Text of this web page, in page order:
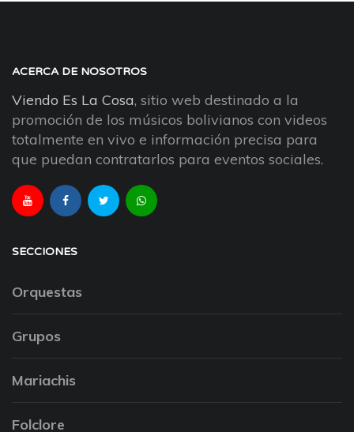
ACERCA DE NOSOTROS
Viendo Es La Cosa, sitio web destinado a la
promoción de los músicos bolivianos con videos
totalmente en vivo e información precisa para
que puedan contratarlos para eventos sociales.
SECCIONES
Orquestas
Grupos
Mariachis
Folclore